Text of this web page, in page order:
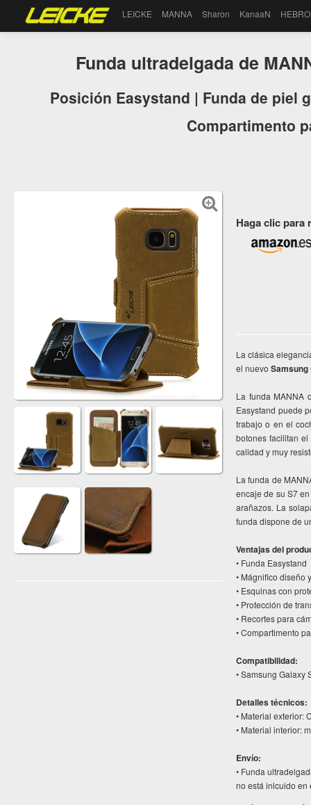
LEICKE MANNA Sharon KanaaN
Funda ultradelgada de
Posición Easystand | Funda de piel
Compartimento
Haga clic para
La clásica
el nuevo Samsung
La funda MANNA
Easystand puede
trabajo o en el
botones facilitan
calidad y muy
La funda de
encaje de su S7
arañazos. La
funda dispone de
Ventajas del
• Funda Easystand
• Mágnifico diseño
• Esquinas con
• Protección de
• Recortes para
• Compartimento
Compatibilidad:
• Samsung Galaxy
Detalles técnicos:
• Material exterior:
• Material interior:
Envío:
• Funda
no está inlcuido en